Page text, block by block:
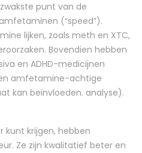
punt van de
(“speed”).
lijken, zoals meth en XTC,
Bovendien hebben
en ADHD-medicijnen
amfetamine-achtige
kan beïnvloeden. analyse).
kunt krijgen, hebben
Ze zijn kwalitatief beter en